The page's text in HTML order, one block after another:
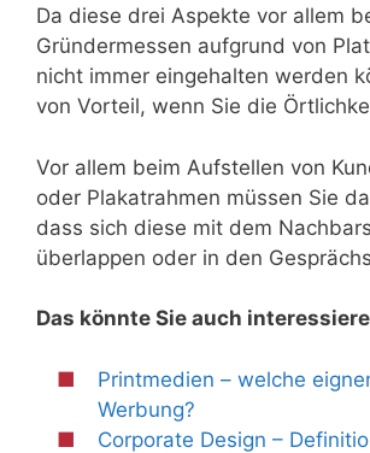
Da diese drei Aspekte vor allem
Gründermessen aufgrund von
nicht immer eingehalten werden
von Vorteil, wenn Sie die
Vor allem beim Aufstellen von
oder Plakatrahmen müssen Sie
dass sich diese mit dem
überlappen oder in den
Das könnte Sie auch
Printmedien – welche
Werbung?
Corporate Design –